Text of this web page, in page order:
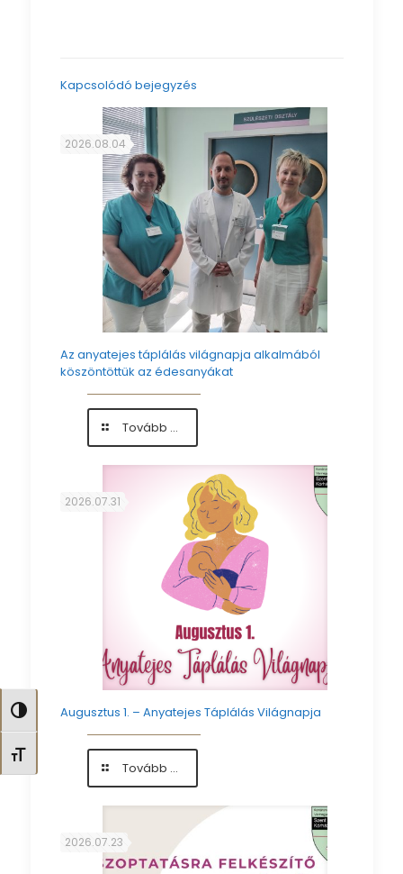
Nagy kontraszt váltása
Betűméret váltása
Kapcsolódó bejegyzés
2026.08.04
Az anyatejes táplálás világnapja alkalmából
köszöntöttük az édesanyákat
Tovább ...-
Az
anyatejes
táplálás
világnapja
alkalmából
köszöntöttük
az
édesanyákat
2026.07.31
Augusztus 1. – Anyatejes Táplálás Világnapja
Tovább ...-
Augusztus
1.
Anyatejes
Táplálás
Világnapja
2026.07.23